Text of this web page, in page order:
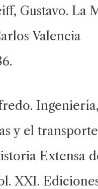
Gustavo. La
Valencia
y el
Extensa
XXI.